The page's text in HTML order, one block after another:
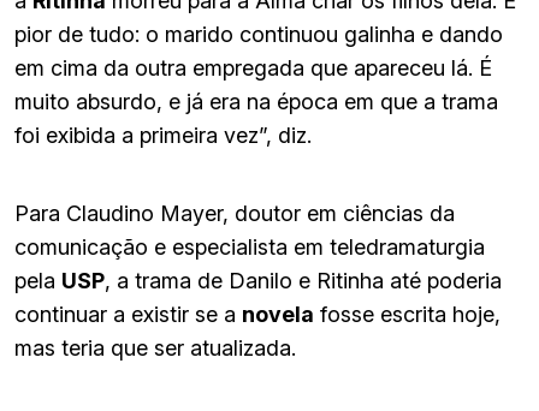
pior de tudo: o marido continuou galinha e dando
em cima da outra empregada que apareceu lá. É
muito absurdo, e já era na época em que a trama
foi exibida a primeira vez”, diz.
Para Claudino Mayer, doutor em ciências da
comunicação e especialista em teledramaturgia
pela USP, a trama de Danilo e Ritinha até poderia
continuar a existir se a novela fosse escrita hoje,
mas teria que ser atualizada.